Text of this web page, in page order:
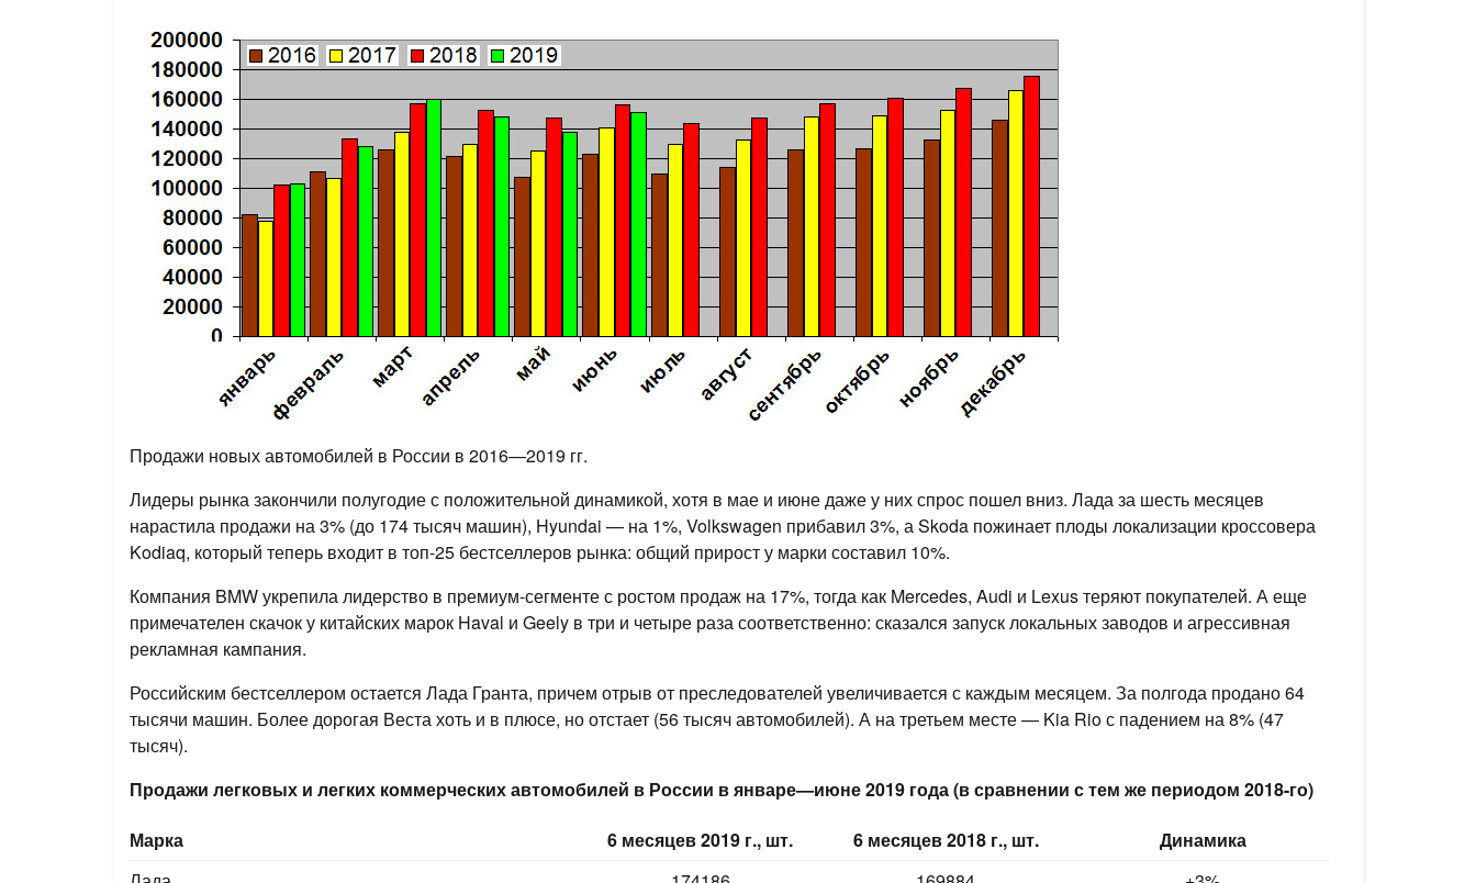
Продажи новых автомобилей в России в 2016—2019 гг.
Лидеры рынка закончили полугодие с положительной динамикой, хотя в мае и июне даже у них спрос пошел вниз. Лада за шесть месяцев
нарастила продажи на 3% (до 174 тысяч машин), Hyundai — на 1%, Volkswagen прибавил 3%, а Skoda пожинает плоды локализации кроссовера
Kodiaq, который теперь входит в топ-25 бестселлеров рынка: общий прирост у марки составил 10%.
Компания BMW укрепила лидерство в премиум-сегменте с ростом продаж на 17%, тогда как Mercedes, Audi и Lexus теряют покупателей. А еще
примечателен скачок у китайских марок Haval и Geely в три и четыре раза соответственно: сказался запуск локальных заводов и агрессивная
рекламная кампания.
Российским бестселлером остается Лада Гранта, причем отрыв от преследователей увеличивается с каждым месяцем. За полгода продано 64
тысячи машин. Более дорогая Веста хоть и в плюсе, но отстает (56 тысяч автомобилей). А на третьем месте — Kia Rio с падением на 8% (47
тысяч).
Продажи легковых и легких коммерческих автомобилей в России в январе—июне 2019 года (в сравнении с тем же периодом 2018-го)
Марка
6 месяцев 2019 г., шт. 6 месяцев 2018 г., шт.
Динамика